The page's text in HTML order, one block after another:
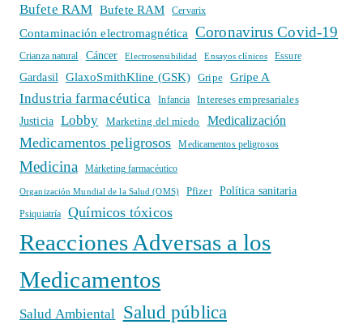
Bufete RAM Bufete RAM Cervarix
Contaminación electromagnética Coronavirus Covid-19
Crianza natural Cáncer Electrosensibilidad Ensayos clínicos Essure
Gardasil GlaxoSmithKline (GSK) Gripe Gripe A
Industria farmacéutica Infancia
Intereses empresariales
Justicia
Lobby Marketing del miedo Medicalización
Medicamentos peligrosos Medicamentos peligrosos
Medicina Márketing farmacéutico
Organización Mundial de la Salud (OMS) Pfizer Política sanitaria
Psiquiatría Químicos tóxicos
Reacciones Adversas a los
Medicamentos
Salud Ambiental Salud pública